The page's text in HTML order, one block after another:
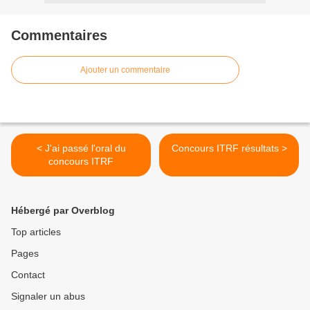
Commentaires
Ajouter un commentaire
< J'ai passé l'oral du
concours ITRF
Concours ITRF résultats >
Hébergé par Overblog
Top articles
Pages
Contact
Signaler un abus